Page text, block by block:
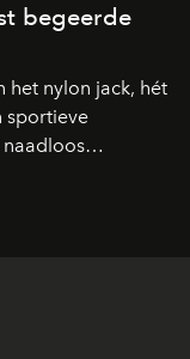
begeerde
het nylon jack, hét
sportieve